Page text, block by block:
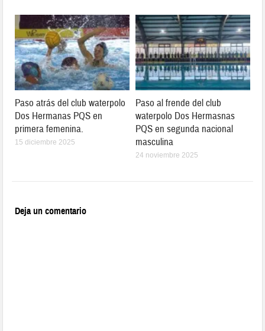
Paso atrás del club waterpolo
Dos Hermanas PQS en
primera femenina.
15 diciembre 2025
Paso al frende del club
waterpolo Dos Hermasnas
PQS en segunda nacional
masculina
24 noviembre 2025
Deja un comentario